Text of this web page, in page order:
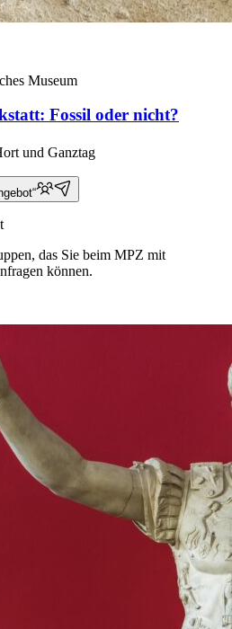
Museum
Fossil oder nicht?
und Ganztag
das Sie beim MPZ mit
können.